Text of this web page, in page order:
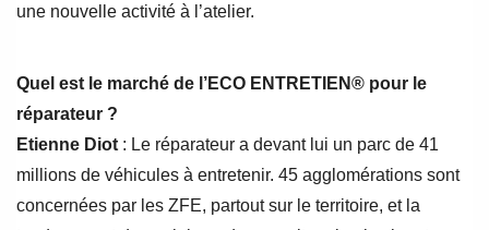
une nouvelle activité à l’atelier.
Quel est le marché de l’ECO ENTRETIEN® pour le
réparateur ?
Etienne Diot : Le réparateur a devant lui un parc de 41
millions de véhicules à entretenir. 45 agglomérations sont
concernées par les ZFE, partout sur le territoire, et la